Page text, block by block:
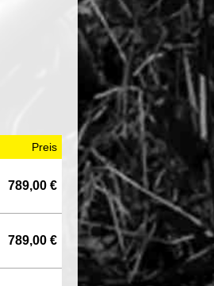
Preis
789,00 €
789,00 €